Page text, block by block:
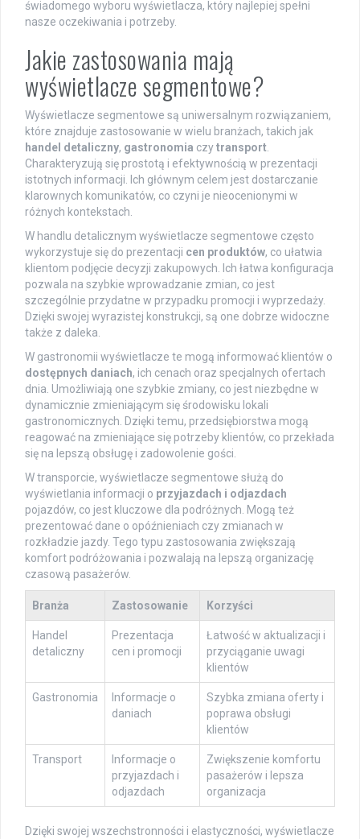
świadomego wyboru wyświetlacza, który najlepiej spełni
nasze oczekiwania i potrzeby.
Jakie zastosowania mają
wyświetlacze segmentowe?
Wyświetlacze segmentowe są uniwersalnym rozwiązaniem,
które znajduje zastosowanie w wielu branżach, takich jak
handel detaliczny, gastronomia czytransport
Charakteryzują się prostotą i efektywnością w prezentacji
istotnych informacji. Ich głównym celem jest dostarczanie
klarownych komunikatów, co czyni je nieocenionymi w
różnych kontekstach.
W handlu detalicznym wyświetlacze segmentowe często
wykorzystuje się do prezentacji cen produktów, co ułatwia
klientom podjęcie decyzji zakupowych. Ich łatwa konfiguracja
pozwala na szybkie wprowadzanie zmian, co jest
szczególnie przydatne w przypadku promocji i wyprzedaży.
Dzięki swojej wyrazistej konstrukcji, są one dobrze widoczne
także z daleka.
W gastronomii wyświetlacze te mogą informować klientów o
dostępnych daniach, ich cenach oraz specjalnych ofertach
dnia. Umożliwiają one szybkie zmiany, co jest niezbędne w
dynamicznie zmieniającym się środowisku lokali
gastronomicznych. Dzięki temu, przedsiębiorstwa mogą
reagować na zmieniające się potrzeby klientów, co przekłada
się na lepszą obsługę i zadowolenie gości.
W transporcie, wyświetlacze segmentowe służą do
wyświetlania informacji o przyjazdach i odjazdach
pojazdów, co jest kluczowe dla podróżnych. Mogą też
prezentować dane o opóźnieniach czy zmianach w
rozkładzie jazdy. Tego typu zastosowania zwiększają
komfort podróżowania i pozwalają na lepszą organizację
czasową pasażerów.
Branża Zastosowanie Korzyści
Handel
detaliczny
Prezentacja
cen i promocji
Łatwość w aktualizacji i
przyciąganie uwagi
klientów
Gastronomia
Informacje o
daniach
Szybka zmiana oferty i
poprawa obsługi
klientów
Transport
Informacje o
przyjazdach i
odjazdach
Zwiększenie komfortu
pasażerów i lepsza
organizacja
Dzięki swojej wszechstronności i elastyczności, wyświetlacze